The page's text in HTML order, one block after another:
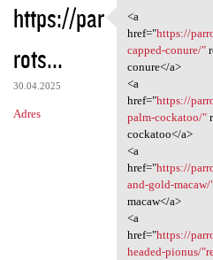
https://par
rots...
30.04.2025
Adres
<a
<a
href="https://
capped-conure/"
conure</a>
<a
href="https://
palm-cockatoo/"
cockatoo</a>
<a
href="https://
and-gold-
macaw</a>
<a
href="https://
headed-pionus/